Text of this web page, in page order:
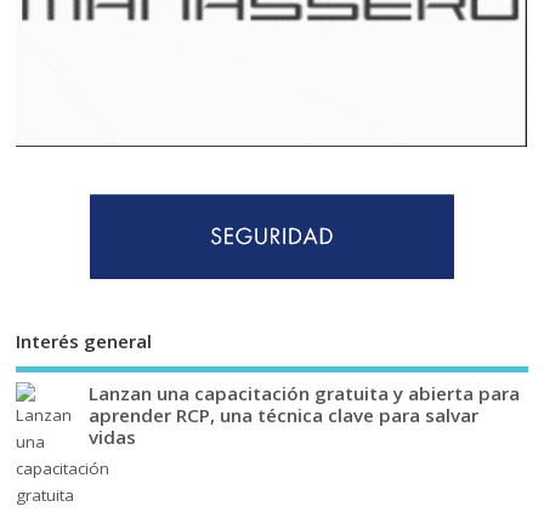
Interés general
Lanzan una capacitación gratuita y abierta para
aprender RCP, una técnica clave para salvar
vidas